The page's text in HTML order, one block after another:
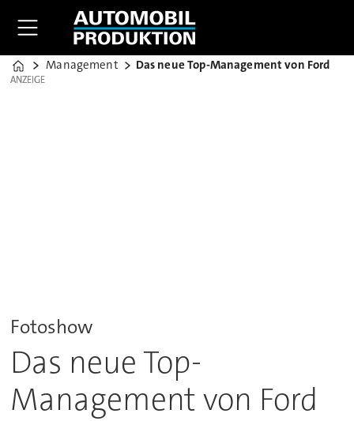
Home
Management Das neue Top-Management von Ford
ANZEIGE
ANZEIGE
Fotoshow
Das neue Top-
Management von Ford